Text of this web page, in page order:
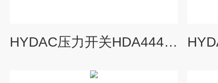
HYDAC压力开关HDA4445-A-600-000安装事项